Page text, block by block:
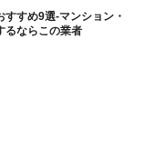
すめ9選-マンション・
るならこの業者